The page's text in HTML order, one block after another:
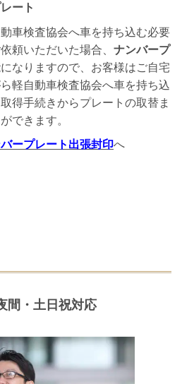
ート
車検査協会へ車を持ち込む必要
頼いただいた場合、 ナンバープ
なりますので、お客様はご自宅
軽自動車検査協会へ車を持ち込
得手続きからプレートの取替ま
できます。
ープレート出張封印へ
・土日祝対応